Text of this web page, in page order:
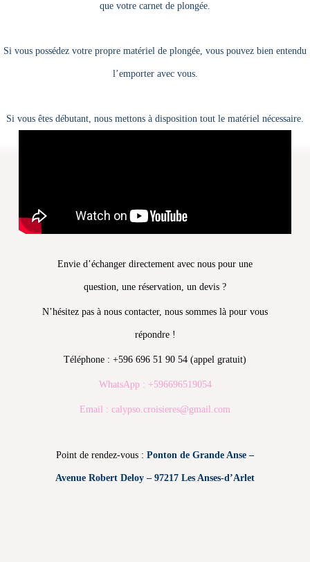
que votre carnet de plongée.
Si vous possédez votre propre matériel de plongée, vous pouvez bien entendu
l’emporter avec vous.
Si vous êtes débutant, nous mettons à disposition tout le matériel nécessaire.
Envie d’échanger directement avec nous pour une
question, une réservation, un devis ?
N’hésitez pas à nous contacter, nous sommes là pour vous
répondre !
Téléphone : +596 696 51 90 54 (appel gratuit)
WhatsApp : +596696519054
Email : calypso.croisieres@gmail.com
Point de rendez-vous : Ponton de Grande Anse –
Avenue Robert Deloy – 97217 Les Anses-d’Arlet